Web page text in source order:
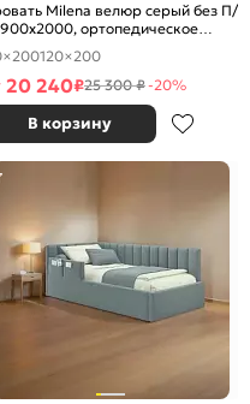
Milena велюр серый без П/
ортопедическое
изголовье мягкое
120×200
20 240₽25 300 ₽-20%
В корзину